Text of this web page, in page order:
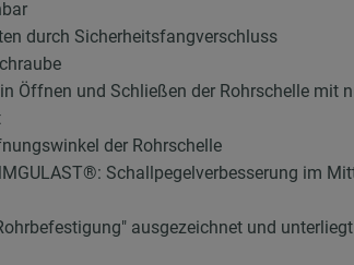
durch Sicherheitsfangverschluss
Öffnen und Schließen der Rohrschelle mit
der Rohrschelle
Schallpegelverbesserung im
ausgezeichnet und